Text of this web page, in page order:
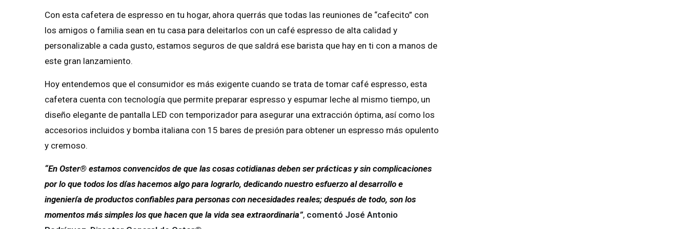
Con esta cafetera de espresso en tu hogar, ahora querrás que todas las reuniones de “cafecito” con
los amigos o familia sean en tu casa para deleitarlos con un café espresso de alta calidad y
personalizable a cada gusto, estamos seguros de que saldrá ese barista que hay en ti con a manos de
este gran lanzamiento.
Hoy entendemos que el consumidor es más exigente cuando se trata de tomar café espresso, esta
cafetera cuenta con tecnología que permite preparar espresso y espumar leche al mismo tiempo, un
diseño elegante de pantalla LED con temporizador para asegurar una extracción óptima, así como los
accesorios incluidos y bomba italiana con 15 bares de presión para obtener un espresso más opulento
y cremoso.
“En Oster® estamos convencidos de que las cosas cotidianas deben ser prácticas y sin complicaciones
por lo que todos los días hacemos algo para lograrlo, dedicando nuestro esfuerzo al desarrollo e
ingeniería de productos confiables para personas con necesidades reales; después de todo, son los
momentos más simples los que hacen que la vida sea extraordinaria”, comentó José Antonio